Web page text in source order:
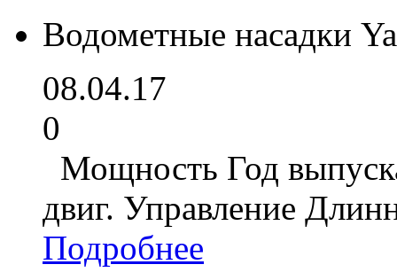
Водометные насадки
08.04.17
0
Мощность Год
двиг. Управление
Подробнее